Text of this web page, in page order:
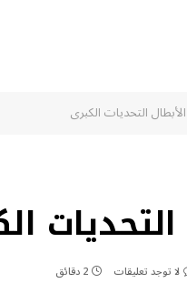
التحديات الكبرى
التحديات
لا توجد تعليقات 2 دقائق